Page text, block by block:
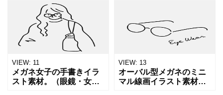
線画・メガネ）カフェで
過ごすようなリラックス
感を、やわらかな手書き
線で描いています。女性
向けコン
日常モチーフを取り入
れ、今っぽいおしゃれ感
VIEW: 11
メガネ女子の手書きイラ
スト素材。（眼鏡・女
VIEW: 13
オーバル型メガネのミニ
マル線画イラスト素材。